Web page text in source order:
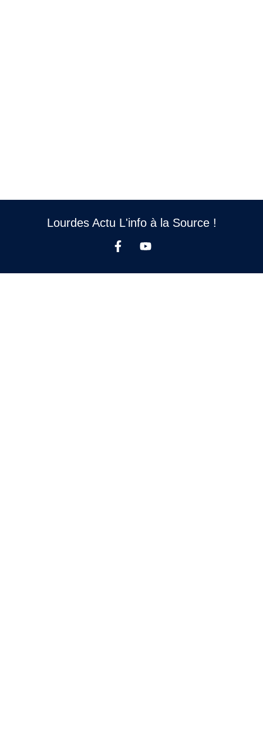
Lourdes Actu L'info à la Source !